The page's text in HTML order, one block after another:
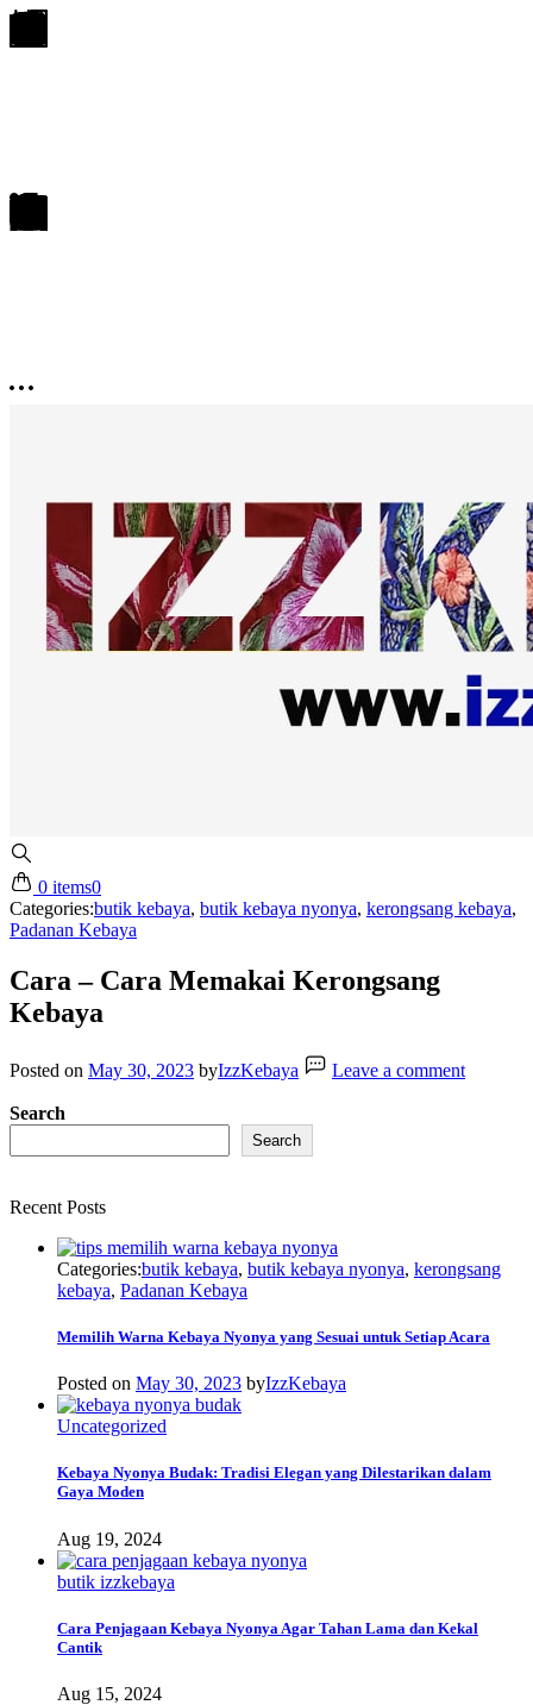
0 items0
Categories:butik kebaya, butik kebaya nyonya, kerongsang kebaya,
Padanan Kebaya
Cara – Cara Memakai Kerongsang
Kebaya
Posted on May 30, 2023 byIzzKebaya Leave a comment
Search
Search
Recent Posts
Categories:butik kebaya, butik kebaya nyonya, kerongsang
kebaya, Padanan Kebaya
Memilih Warna Kebaya Nyonya yang Sesuai untuk Setiap Acara
Posted on May 30, 2023 byIzzKebaya
Uncategorized
Kebaya Nyonya Budak: Tradisi Elegan yang Dilestarikan dalam
Gaya Moden
Aug 19, 2024
butik izzkebaya
Cara Penjagaan Kebaya Nyonya Agar Tahan Lama dan Kekal
Cantik
Aug 15, 2024